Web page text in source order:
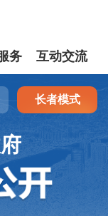
务 互动交流
长者模式